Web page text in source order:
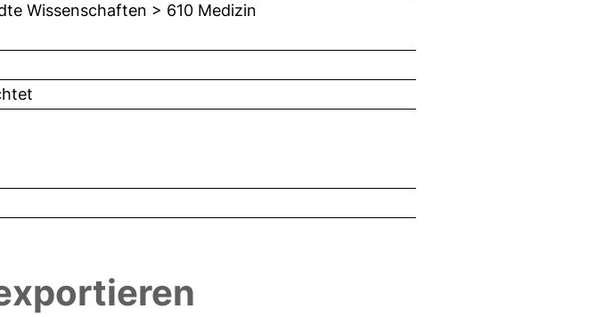
Wissenschaften > 610 Medizin